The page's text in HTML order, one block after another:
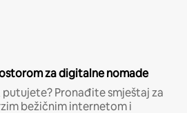
za digitalne nomade
Pronađite smještaj za
bežičnim internetom i